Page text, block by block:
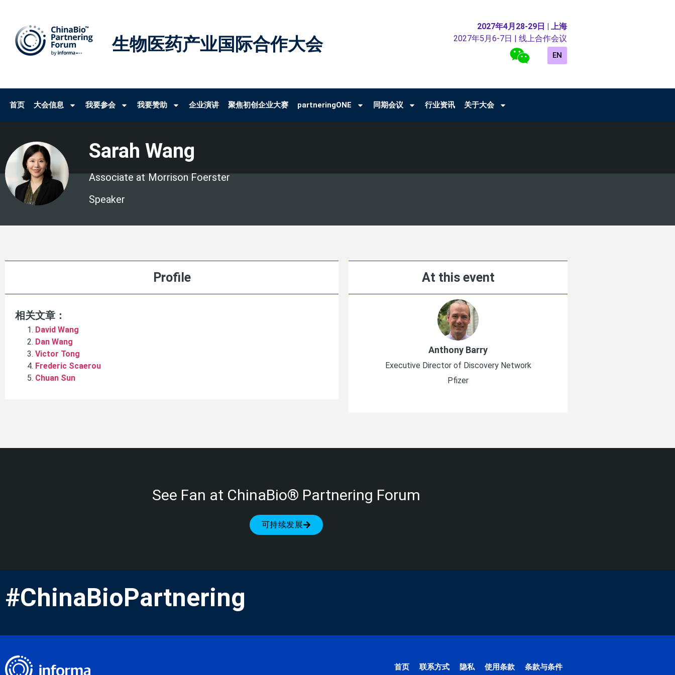
生物医药产业国际合作大会
2027年4月28-29日 | 上海
2027年5月6-7日 | 线上合作会议
EN
首页 大会信息 我要参会 我要赞助 企业演讲 聚焦初创企业大赛 partneringONE 同期会议 行业资讯 关于大会
Sarah Wang
Associate at Morrison Foerster
Speaker
Profile
相关文章：
David Wang
Dan Wang
Victor Tong
Frederic Scaerou
Chuan Sun
At this event
Anthony Barry
Executive Director of Discovery Network
Pfizer
See Fan at ChinaBio® Partnering Forum
可持续发展
#ChinaBioPartnering
首页 联系方式 隐私 使用条款 条款与条件